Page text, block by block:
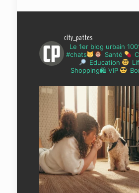
city_pattes
Le 1er blog urbain
#chats
Santé
Education
Shopping🛍 VIP